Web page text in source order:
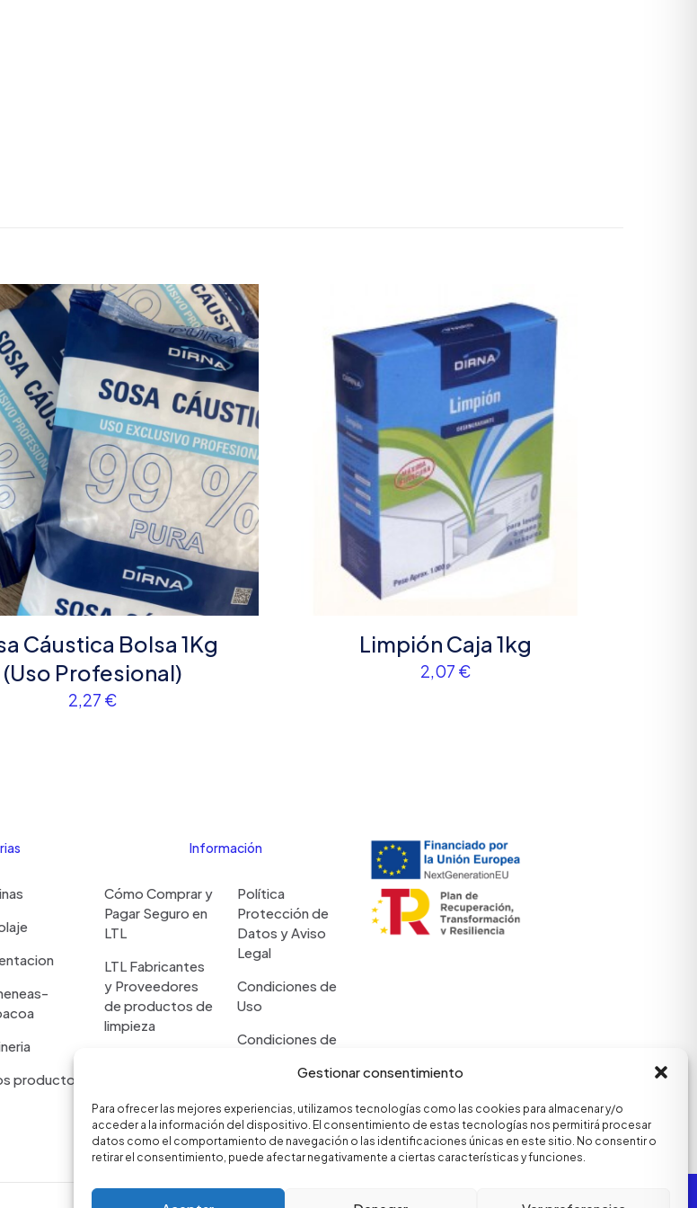
Gestionar consentimiento
Para ofrecer las mejores experiencias, utilizamos tecnologías como las cookies para almacenar y/o
acceder a la información del dispositivo. El consentimiento de estas tecnologías nos permitirá procesar
datos como el comportamiento de navegación o las identificaciones únicas en este sitio. No consentir o
retirar el consentimiento, puede afectar negativamente a ciertas características y funciones.
2 3
*
Guarda mi nombre, correo
electrónico y web en este
navegador para la próxima vez
Cáustica Bolsa 1Kg
(Uso Profesional)
2,27 €
Limpión Caja 1kg
2,07 €
productos
Información
Cómo Comprar y
Pagar Seguro en
LTL
LTL Fabricantes
y Proveedores
de productos de
limpieza
Política
Protección de
Datos y Aviso
Legal
Condiciones de
Uso
Condiciones de
Plazos de
Entrega de LTL